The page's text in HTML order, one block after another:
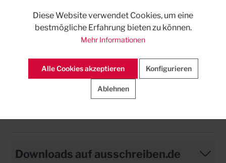
Downloads auf ausschreiben.de
Diese Website verwendet Cookies, um eine
bestmögliche Erfahrung bieten zu können.
Mehr Informationen
Alle Cookies akzeptieren Konfigurieren
Ablehnen